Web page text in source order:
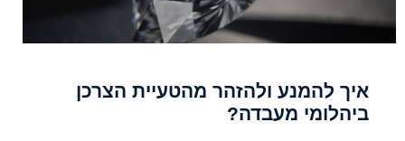
איך להמנע ולהזהר מהטעיית הצרכן
ביהלומי מעבדה?